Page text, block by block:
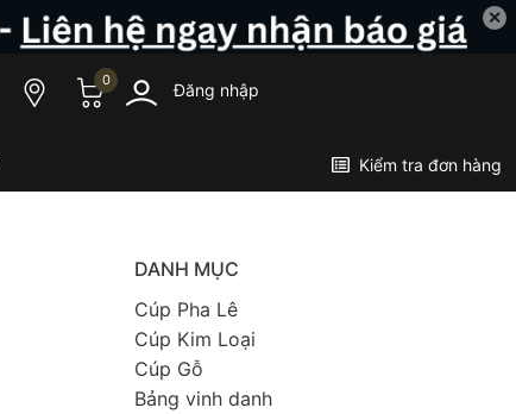
✕
0 Đăng nhập
Kiểm tra đơn hàng
DANH MỤC
Cúp Pha Lê
Cúp Kim Loại
Cúp Gỗ
Bảng vinh danh